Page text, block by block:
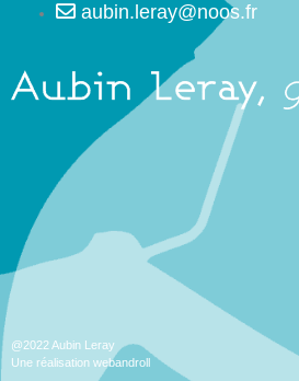
aubin.leray@noos.fr
@2022 Aubin Leray
Une réalisation webandroll